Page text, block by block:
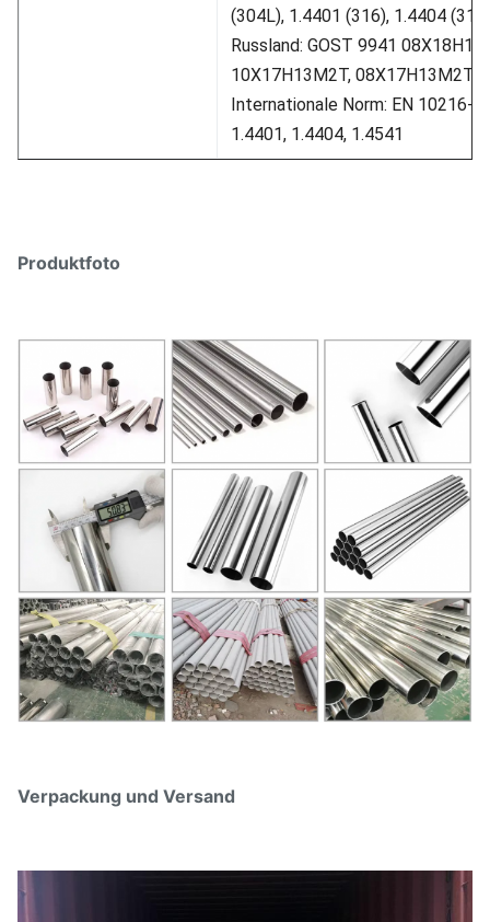
(304L), 1.4401 (316), 1.4404
Russland: GOST 9941
10X17H13M2T, 08X17H13M2T,
Internationale Norm: EN 10216-5
1.4401, 1.4404, 1.4541
Produktfoto
Verpackung und Versand